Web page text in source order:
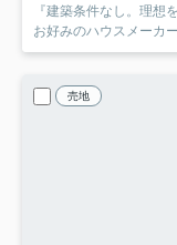
『建築条件なし。理想
お好みのハウスメーカ
売地